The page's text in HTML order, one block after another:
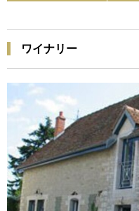
ワイナリー